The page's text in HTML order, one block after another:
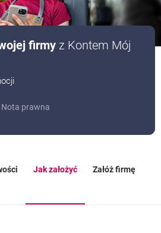
firmy z Kontem Mój
BIZNES.
Nota prawna
W NOWEJ KARCIE
Jak założyć Załóż firmę